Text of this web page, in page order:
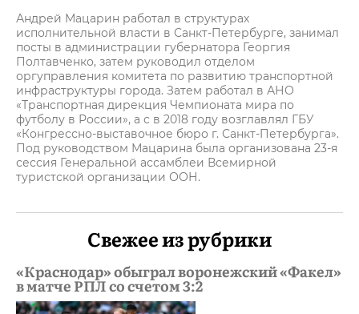
Андрей Мацарин работал в структурах
исполнительной власти в Санкт-Петербурге, занимал
посты в администрации губернатора Георгия
Полтавченко, затем руководил отделом
оргуправления комитета по развитию транспортной
инфраструктуры города. Затем работал в АНО
«Транспортная дирекция Чемпионата мира по
футболу в России», а с в 2018 году возглавлял ГБУ
«Конгрессно-выставочное бюро г. Санкт-Петербурга».
Под руководством Мацарина была организована 23-я
сессия Генеральной ассамблеи Всемирной
туристской организации ООН.
Свежее из рубрики
«Краснодар» обыграл воронежский «Факел»
в матче РПЛ со счетом 3:2